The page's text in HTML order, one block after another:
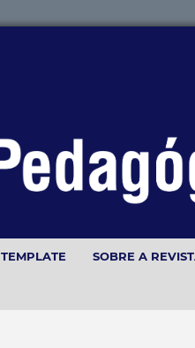
TEMPLATE SOBRE A